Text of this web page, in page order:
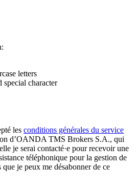
letters
special character
les conditions générales du service
d’OANDA TMS Brokers S.A., qui
je serai contacté·e pour recevoir une
téléphonique pour la gestion de
je peux me désabonner de ce